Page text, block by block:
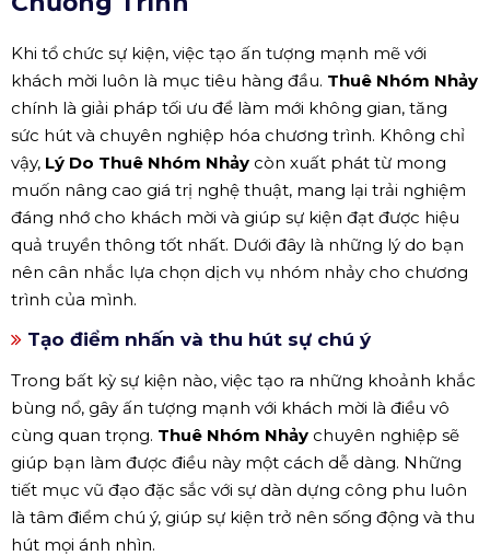
Khi tổ chức sự kiện, việc tạo ấn tượng mạnh mẽ với
khách mời luôn là mục tiêu hàng đầu. Thuê Nhóm Nhảy
chính là giải pháp tối ưu để làm mới không gian, tăng
sức hút và chuyên nghiệp hóa chương trình. Không chỉ
vậy, Lý Do Thuê Nhóm Nhảy còn xuất phát từ mong
muốn nâng cao giá trị nghệ thuật, mang lại trải nghiệm
đáng nhớ cho khách mời và giúp sự kiện đạt được hiệu
quả truyền thông tốt nhất. Dưới đây là những lý do bạn
nên cân nhắc lựa chọn dịch vụ nhóm nhảy cho chương
trình của mình.
Tạo điểm nhấn và thu hút sự chú ý
Trong bất kỳ sự kiện nào, việc tạo ra những khoảnh khắc
bùng nổ, gây ấn tượng mạnh với khách mời là điều vô
cùng quan trọng. Thuê Nhóm Nhảy chuyên nghiệp sẽ
giúp bạn làm được điều này một cách dễ dàng. Những
tiết mục vũ đạo đặc sắc với sự dàn dựng công phu luôn
là tâm điểm chú ý, giúp sự kiện trở nên sống động và thu
hút mọi ánh nhìn.